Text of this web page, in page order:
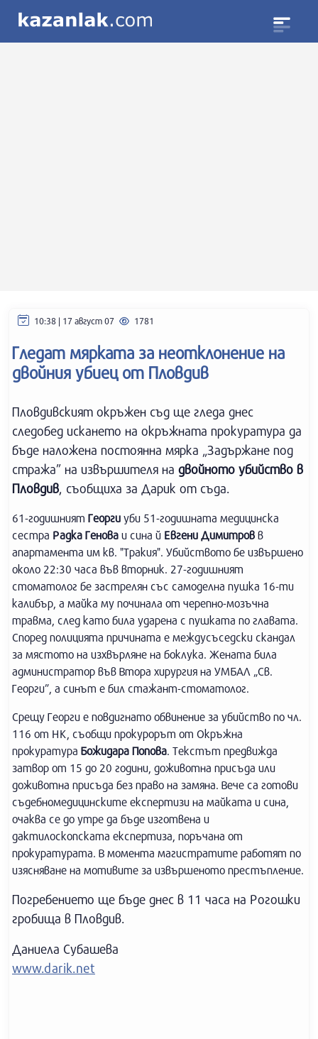
10:38 | 17 август 07 1781
Гледат мярката за неотклонение на
двойния убиец от Пловдив
Пловдивският окръжен съд ще гледа днес
следобед искането на окръжната прокуратура да
бъде наложена постоянна мярка „Задържане под
стража” на извършителя на двойното убийство в
Пловдив, съобщиха за Дарик от съда.
61-годишният Георги уби 51-годишната медицинска
сестра Радка Генова и сина й Евгени Димитров в
апартамента им кв. "Тракия". Убийството бе извършено
около 22:30 часа във вторник. 27-годишният
стоматолог бе застрелян със самоделна пушка 16-ти
калибър, а майка му починала от черепно-мозъчна
травма, след като била ударена с пушката по главата.
Според полицията причината е междусъседски скандал
за мястото на изхвърляне на боклука. Жената била
администратор във Втора хирургия на УМБАЛ „Св.
Георги”, а синът е бил стажант-стоматолог.
Срещу Георги е повдигнато обвинение за убийство по чл.
116 от НК, съобщи прокурорът от Окръжна
прокуратура Божидара Попова. Текстът предвижда
затвор от 15 до 20 години, доживотна присъда или
доживотна присъда без право на замяна. Вече са готови
съдебномедицинските експертизи на майката и сина,
очаква се до утре да бъде изготвена и
дактилоскопската експертиза, поръчана от
прокуратурата. В момента магистратите работят по
изясняване на мотивите за извършеното престъпление.
Погребението ще бъде днес в 11 часа на Рогошки
гробища в Пловдив.
Даниела Субашева
www.darik.net